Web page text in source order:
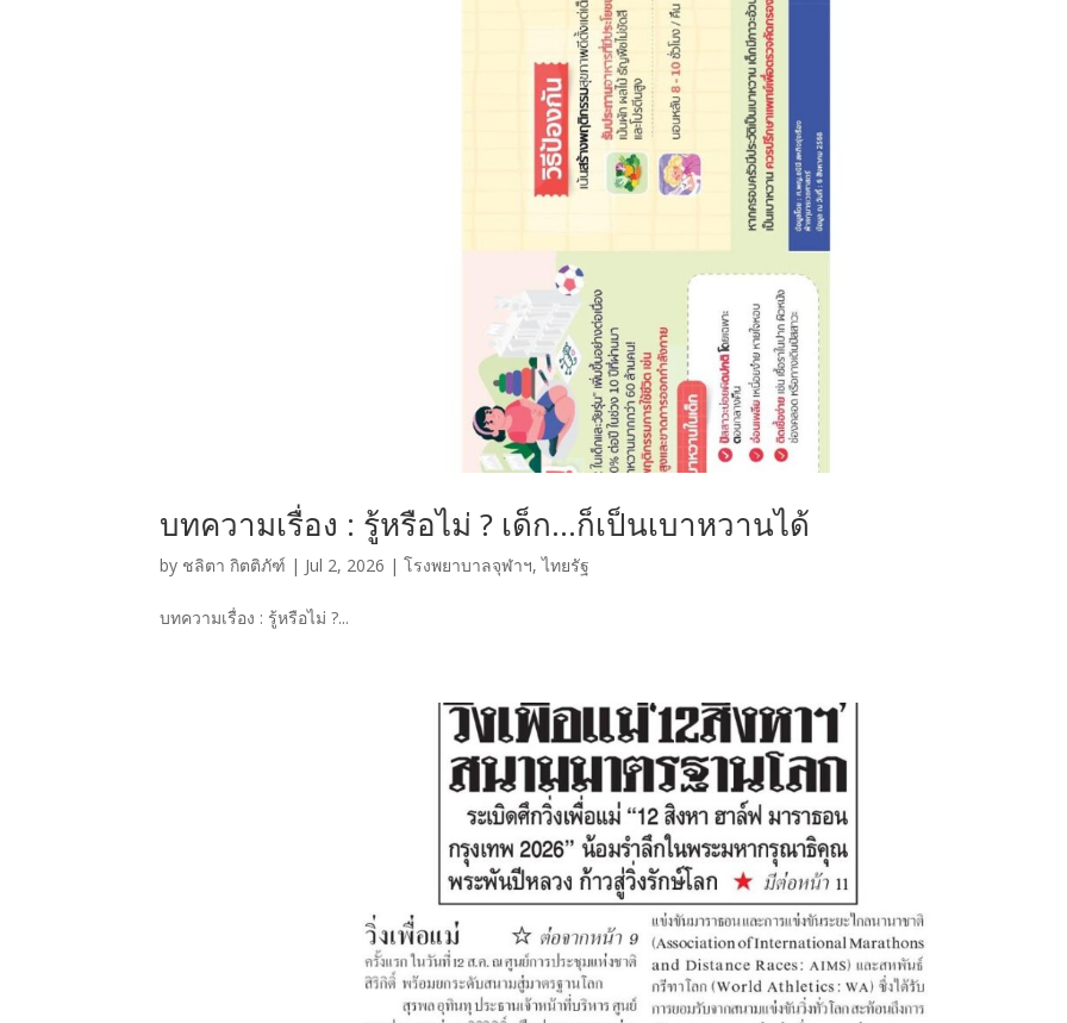
บทความเรื่อง : รู้หรือไม่ ? เด็ก…ก็เป็นเบาหวานได้
by ชลิตา กิตติภัฑ์ | Jul 2, 2026 |โรงพยาบาลจุฬาฯ,ไทยรัฐ
บทความเรื่อง : รู้หรือไม่ ?...